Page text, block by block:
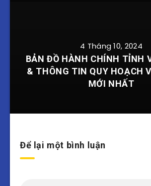
4 Tháng 10, 2024
BẢN ĐỒ HÀNH CHÍNH TỈNH
& THÔNG TIN QUY HOẠCH
MỚI NHẤT
Để lại một bình luận